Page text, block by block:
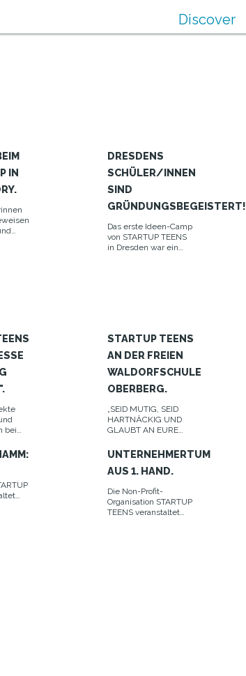
Discover
IN
DRESDENS
SCHÜLER/INNEN
SIND
GRÜNDUNGSBEGEISTERT!
Das erste Ideen-Camp
von STARTUP TEENS
in Dresden war ein
Anleitung weiter.
bei
STARTUP TEENS
AN DER FREIEN
WALDORFSCHULE
OBERBERG.
„SEID MUTIG, SEID
HARTNÄCKIG UND
GLAUBT AN EURE
Motivation starteten
Schülerinnen und
Waldorfschule
Oberberg in die
Woche.
UNTERNEHMERTUM
AUS 1. HAND.
Die Non-Profit-
Organisation STARTUP
TEENS veranstaltet